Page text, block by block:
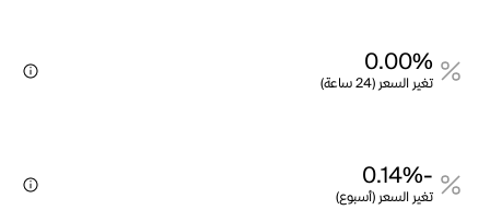
0.00%
تغير السعر (24 ساعة)
-0.14%
تغير السعر (أسبوع)